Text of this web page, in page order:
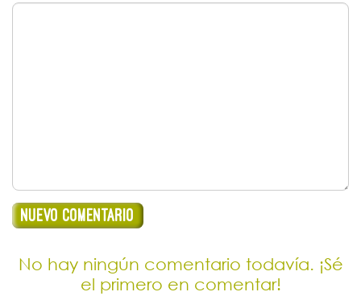
No hay ningún comentario todavía. ¡Sé
el primero en comentar!